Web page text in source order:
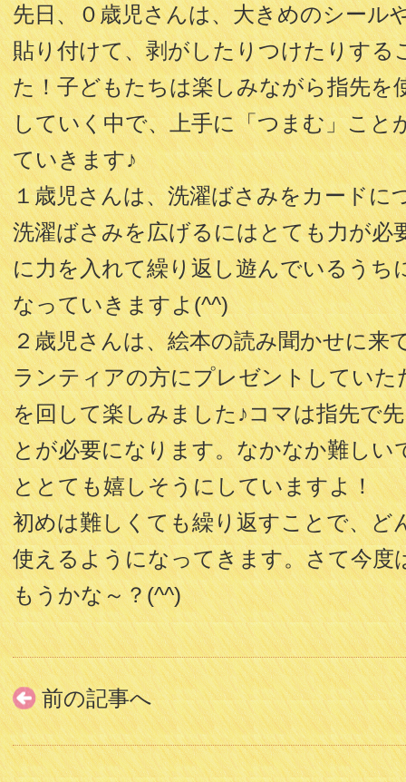
先日、０歳児さんは、大きめのシール
貼り付けて、剥がしたりつけたりする
た！子どもたちは楽しみながら指先を
していく中で、上手に「つまむ」こと
ていきます♪
１歳児さんは、洗濯ばさみをカードに
洗濯ばさみを広げるにはとても力が必
に力を入れて繰り返し遊んでいるうち
なっていきますよ(^^)
２歳児さんは、絵本の読み聞かせに来
ランティアの方にプレゼントしていた
を回して楽しみました♪コマは指先で
とが必要になります。なかなか難しい
ととても嬉しそうにしていますよ！
初めは難しくても繰り返すことで、ど
使えるようになってきます。さて今度
もうかな～？(^^)
前の記事へ